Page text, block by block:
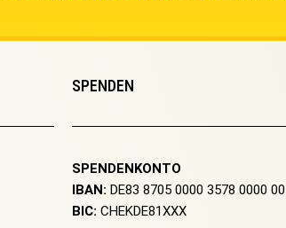
SPENDEN
SPENDENKONTO
IBAN: DE83 8705 0000 3578 0000 00
BIC: CHEKDE81XXX